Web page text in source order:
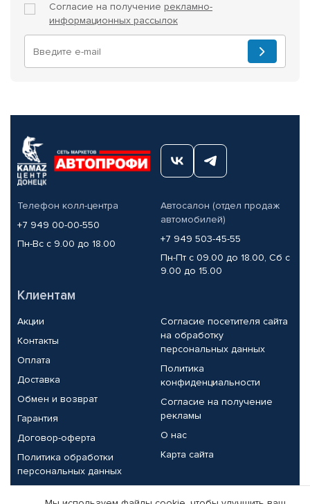
Согласие на получение рекламно-
информационных рассылок
Телефон колл-центра
+7 949 00-00-550
Пн-Вс с 9.00 до 18.00
Автосалон (отдел продаж
автомобилей)
+7 949 503-45-55
Пн-Пт с 09.00 до 18.00, Сб с
9.00 до 15.00
Клиентам
Акции
Контакты
Оплата
Доставка
Обмен и возврат
Гарантия
Договор-оферта
Политика обработки
персональных данных
Согласие посетителя сайта
на обработку
персональных данных
Политика
конфиденциальности
Согласие на получение
рекламы
О нас
Карта сайта